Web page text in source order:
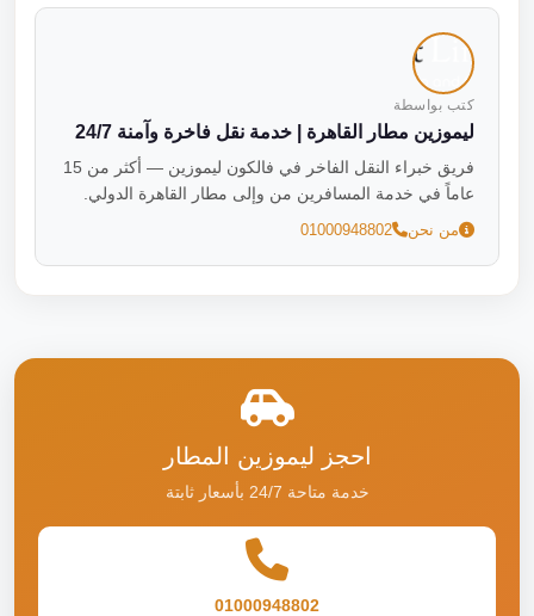
كتب بواسطة
ليموزين مطار القاهرة | خدمة نقل فاخرة وآمنة 24/7
فريق خبراء النقل الفاخر في فالكون ليموزين — أكثر من 15
عاماً في خدمة المسافرين من وإلى مطار القاهرة الدولي.
من نحن 01000948802
احجز ليموزين المطار
خدمة متاحة 24/7 بأسعار ثابتة
01000948802